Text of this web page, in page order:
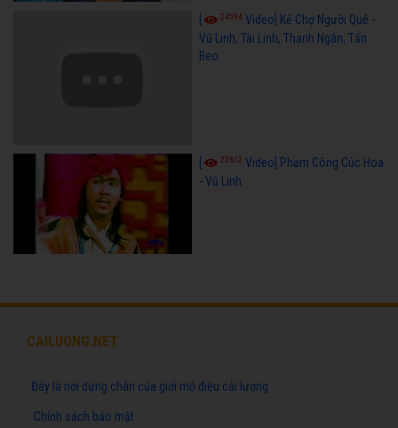
24594 Video] Kẻ Chợ Người Quê -
Vũ Linh, Tài Linh, Thanh Ngân, Tấn
Beo
23612 Video] Phạm Công Cúc Hoa
- Vũ Linh
CAILUONG.NET
Đây là nơi dừng chân của giới mộ điệu cải lương
Chính sách bảo mật